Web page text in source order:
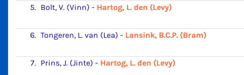
5. Bolt, V. (Vinn) - Hartog, L. den (Levy)
6. Tongeren, L. van (Lea) - Lansink, B.C.P. (Bram)
7. Prins, J. (Jinte) - Hartog, L. den (Levy)